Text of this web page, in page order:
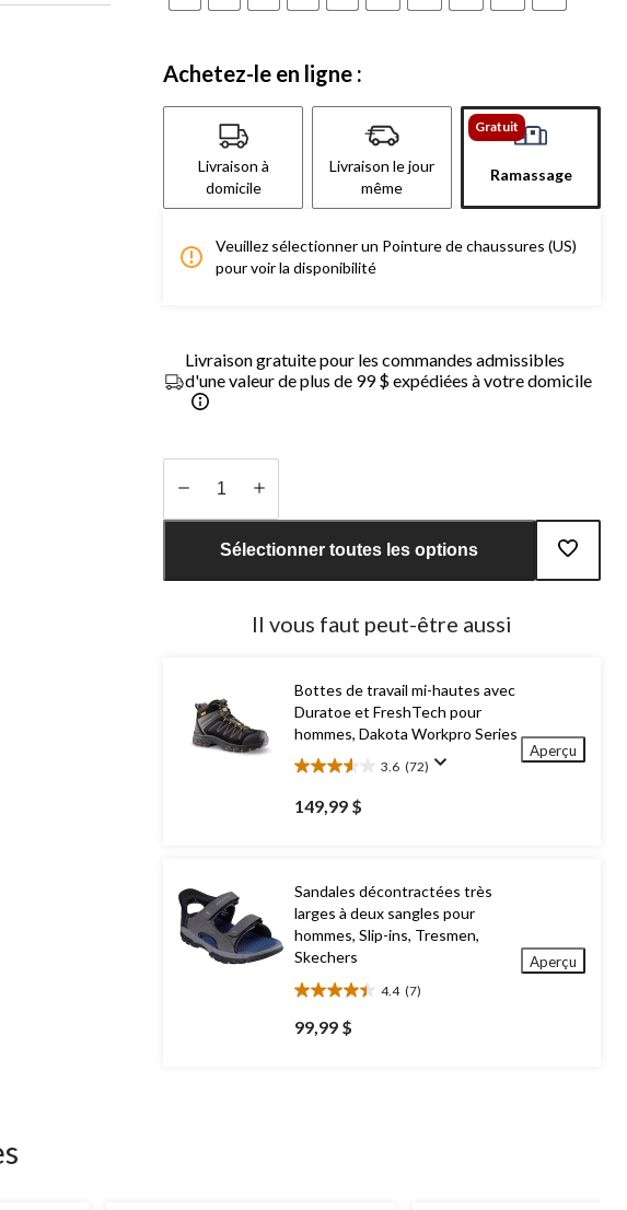
Achetez-le en ligne :
Livraison à
domicile
Livraison le jour
même
Gratuit
Ramassage
Veuillez sélectionner un Pointure de chaussures (US)
pour voir la disponibilité
Livraison gratuite pour les commandes admissibles
d'une valeur de plus de 99 $ expédiées à votre domicile
Quantité
Sélectionner toutes les options
Il vous faut peut-être aussi
Bottes de travail mi-hautes avec
Duratoe et FreshTech pour
hommes, Dakota Workpro Series
3.6 (72)
3.6
étoile(s)
sur
149,99 $
Aperçu
Sandales décontractées très
larges à deux sangles pour
hommes, Slip-ins, Tresmen,
Skechers
4.4 (7)
4.4
étoile(s)
sur
99,99 $
Aperçu